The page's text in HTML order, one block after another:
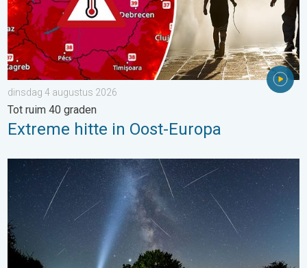
dinsdag 4 augustus 2026
Tot ruim 40 graden
Extreme hitte in Oost-Europa
De tijd van de vallende sterren begint. Hoogtepunt in